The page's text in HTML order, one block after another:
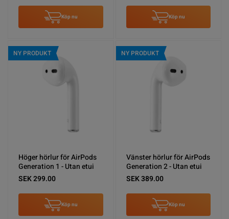
Köp nu Köp nu
NY PRODUKT
Höger hörlur för AirPods
Generation 1 - Utan etui
SEK 299.00
Köp nu
NY PRODUKT
Vänster hörlur för AirPods
Generation 2 - Utan etui
SEK 389.00
Köp nu